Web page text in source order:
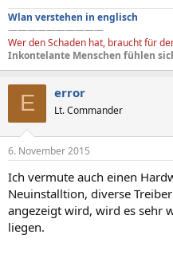
Wlan verstehen in englisch
——————————
Wer den Schaden hat, braucht für
Inkontelante Menschen fühlen
E error
Lt. Commander
6. November 2015
Ich vermute auch einen
Neuinstalltion, diverse
angezeigt wird, wird es sehr
liegen.